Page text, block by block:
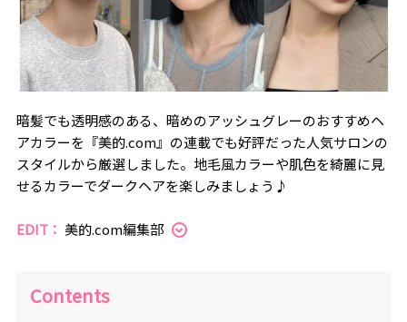
暗髪でも透明感のある、暗めのアッシュグレーのおすすめヘ
アカラーを『美的.com』の連載でも好評だった人気サロンの
スタイルから厳選しました。地毛風カラーや肌色を綺麗に見
せるカラーでダークヘアを楽しみましょう♪
EDIT： 美的.com編集部
Contents